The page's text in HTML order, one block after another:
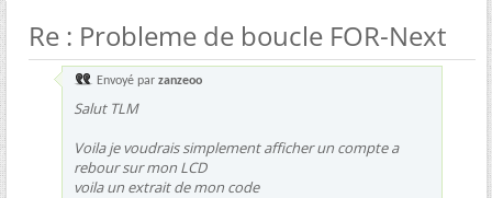
Re : Probleme de boucle FOR-Next
Envoyé par zanzeoo
Salut TLM
Voila je voudrais simplement afficher un compte a
rebour sur mon LCD
voila un extrait de mon code